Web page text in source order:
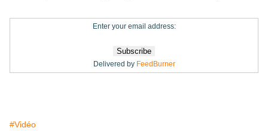
Enter your email address:
Delivered by FeedBurner
#Vidéo